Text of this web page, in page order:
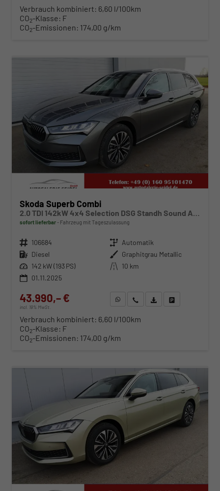
Verbrauch kombiniert: 6,60 l/100km
CO2-Klasse: F
CO2-Emissionen: 174,00 g/km
Skoda Superb Combi
2.0 TDI 142kW 4x4 Selection DSG Standh Sound AHK 360 Head Up Pano
sofort lieferbar Fahrzeug mit Tageszulassung
Fahrzeugnr. 106684 Getriebe Automatik
Kraftstoff Diesel Außenfarbe Graphitgrau Metallic
Leistung 142 kW (193 PS) Kilometerstand 10 km
01.11.2025
43.990,– €
incl. 19% MwSt.
WhatsApp anfragen
Wir rufen Sie anFahrzeugexposé (PDF)
Verbrauch kombiniert: 6,60 l/100km
CO2-Klasse: F
CO2-Emissionen: 174,00 g/km